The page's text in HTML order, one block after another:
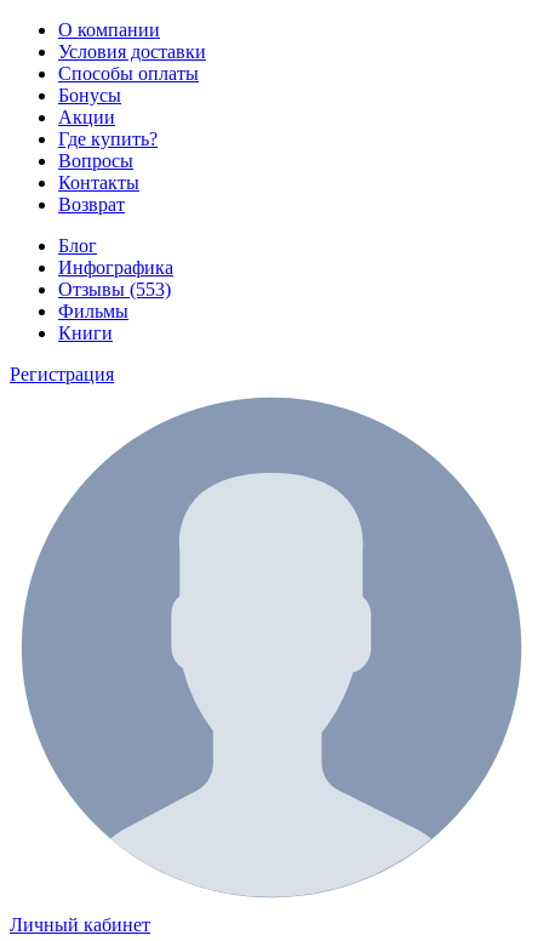
О компании
Условия доставки
Способы оплаты
Бонусы
Акции
Где купить?
Вопросы
Контакты
Возврат
Блог
Инфографика
Отзывы (553)
Фильмы
Книги
Регистрация
Личный кабинет